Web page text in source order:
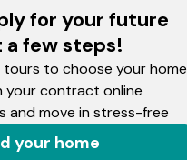
for your future
a few steps!
to choose your home
your contract online
and move in stress-free
your home